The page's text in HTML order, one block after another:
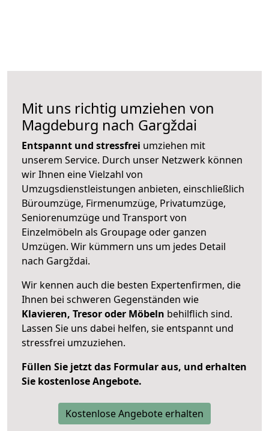
Mit uns richtig umziehen von
Magdeburg nach Gargždai
Entspannt und stressfrei umziehen mit
unserem Service. Durch unser Netzwerk können
wir Ihnen eine Vielzahl von
Umzugsdienstleistungen anbieten, einschließlich
Büroumzüge, Firmenumzüge, Privatumzüge,
Seniorenumzüge und Transport von
Einzelmöbeln als Groupage oder ganzen
Umzügen. Wir kümmern uns um jedes Detail
nach Gargždai.
Wir kennen auch die besten Expertenfirmen, die
Ihnen bei schweren Gegenständen wie
Klavieren, Tresor oder Möbeln behilflich sind.
Lassen Sie uns dabei helfen, sie entspannt und
stressfrei umzuziehen.
Füllen Sie jetzt das Formular aus, und erhalten
Sie kostenlose Angebote.
Kostenlose Angebote erhalten